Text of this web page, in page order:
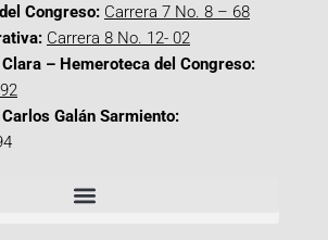
Congreso: Carrera 7 No. 8 – 68
Carrera 8 No. 12- 02
– Hemeroteca del Congreso:
Galán Sarmiento: